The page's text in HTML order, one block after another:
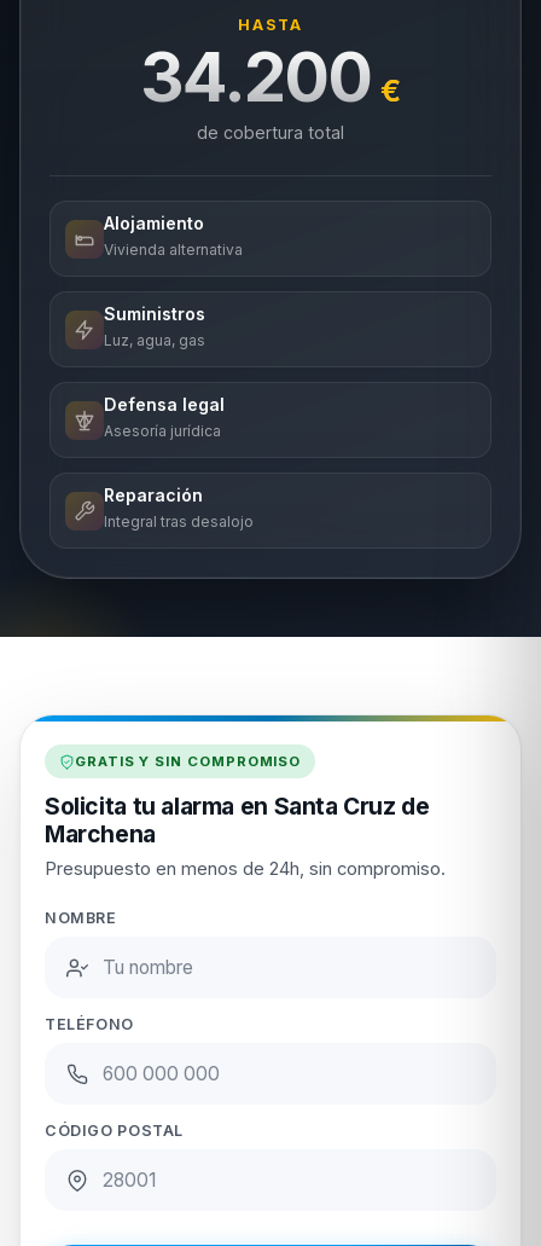
HASTA
34.200 €
de cobertura total
Alojamiento
Vivienda alternativa
Suministros
Luz, agua, gas
Defensa legal
Asesoría jurídica
Reparación
Integral tras desalojo
GRATIS Y SIN COMPROMISO
Solicita tu alarma en Santa Cruz de
Marchena
Presupuesto en menos de 24h, sin compromiso.
NOMBRE
TELÉFONO
CÓDIGO POSTAL